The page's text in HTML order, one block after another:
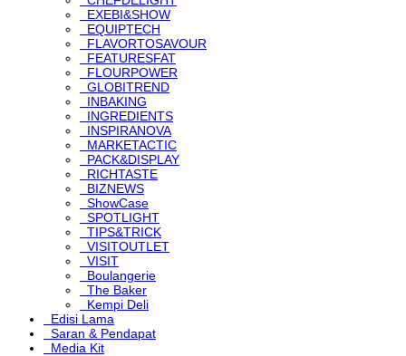
EXEBI&SHOW
EQUIPTECH
FLAVORTOSAVOUR
FEATURESFAT
FLOURPOWER
GLOBITREND
INBAKING
INGREDIENTS
INSPIRANOVA
MARKETACTIC
PACK&DISPLAY
RICHTASTE
BIZNEWS
ShowCase
SPOTLIGHT
TIPS&TRICK
VISITOUTLET
VISIT
Boulangerie
The Baker
Kempi Deli
Edisi Lama
Saran & Pendapat
Media Kit